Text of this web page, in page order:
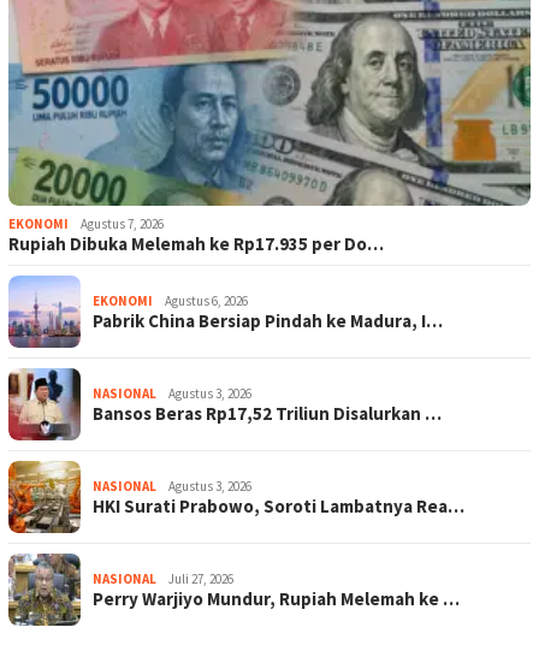
EKONOMI Agustus 7, 2026
Rupiah Dibuka Melemah ke Rp17.935 per Do…
EKONOMI Agustus 6, 2026
Pabrik China Bersiap Pindah ke Madura, I…
NASIONAL Agustus 3, 2026
Bansos Beras Rp17,52 Triliun Disalurkan …
NASIONAL Agustus 3, 2026
HKI Surati Prabowo, Soroti Lambatnya Rea…
NASIONAL Juli 27, 2026
Perry Warjiyo Mundur, Rupiah Melemah ke …